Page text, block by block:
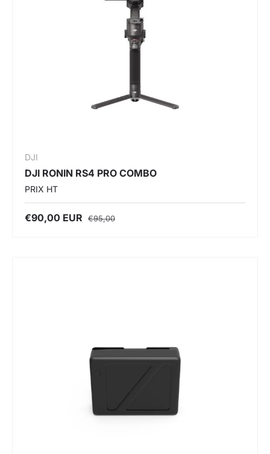
DJI
DJI RONIN RS4 PRO COMBO
PRIX HT
€90,00 EUR €95,00